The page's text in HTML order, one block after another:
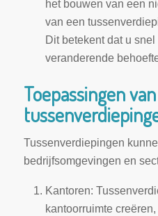
het bouwen van een
van een
Dit betekent dat u
veranderende
Toepassingen van
Tussenverdiepingen
bedrijfsomgevingen en
Kantoren:
kantoorruimte